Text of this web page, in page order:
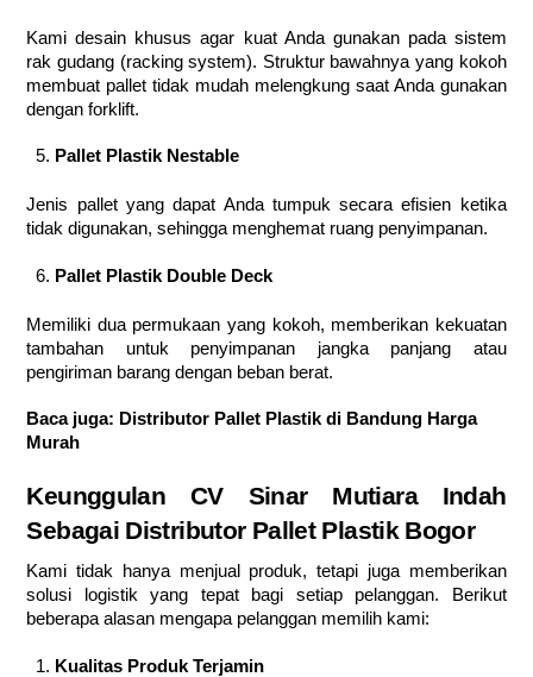
Kami desain khusus agar kuat Anda gunakan pada sistem
rak gudang (racking system). Struktur bawahnya yang kokoh
membuat pallet tidak mudah melengkung saat Anda gunakan
dengan forklift.
Pallet Plastik Nestable
Jenis pallet yang dapat Anda tumpuk secara efisien ketika
tidak digunakan, sehingga menghemat ruang penyimpanan.
Pallet Plastik Double Deck
Memiliki dua permukaan yang kokoh, memberikan kekuatan
tambahan untuk penyimpanan jangka panjang atau
pengiriman barang dengan beban berat.
Baca juga: Distributor Pallet Plastik di Bandung Harga
Murah
Keunggulan CV Sinar Mutiara Indah
Sebagai Distributor Pallet Plastik Bogor
Kami tidak hanya menjual produk, tetapi juga memberikan
solusi logistik yang tepat bagi setiap pelanggan. Berikut
beberapa alasan mengapa pelanggan memilih kami:
Kualitas Produk Terjamin